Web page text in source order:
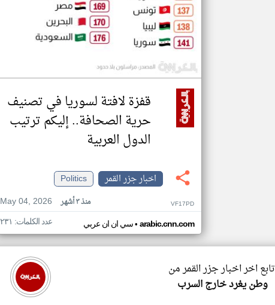
قفزة لافتة لسوريا في تصنيف
حرية الصحافة.. إليكم ترتيب
الدول العربية
اخبار جزر القمر
Politics
May 04, 2026
منذ ٣ أشهر VF17PD
سي ان ان عربي• arabic.cnn.com عدد الكلمات: ٢٣١
تابع اخر اخبار جزر القمر من
وطن يغرد خارج السرب